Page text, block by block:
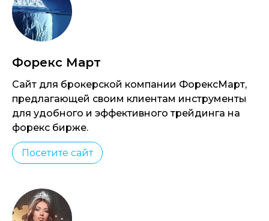
Форекс Март
Сайт для брокерской компании ФорексМарт,
предлагающей своим клиентам инструменты
для удобного и эффективного трейдинга на
форекс бирже.
Посетите сайт